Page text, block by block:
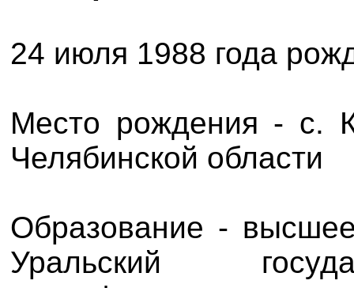
24 июля 1988 года
Место рождения - с.
Челябинской области
Образование -
Уральский